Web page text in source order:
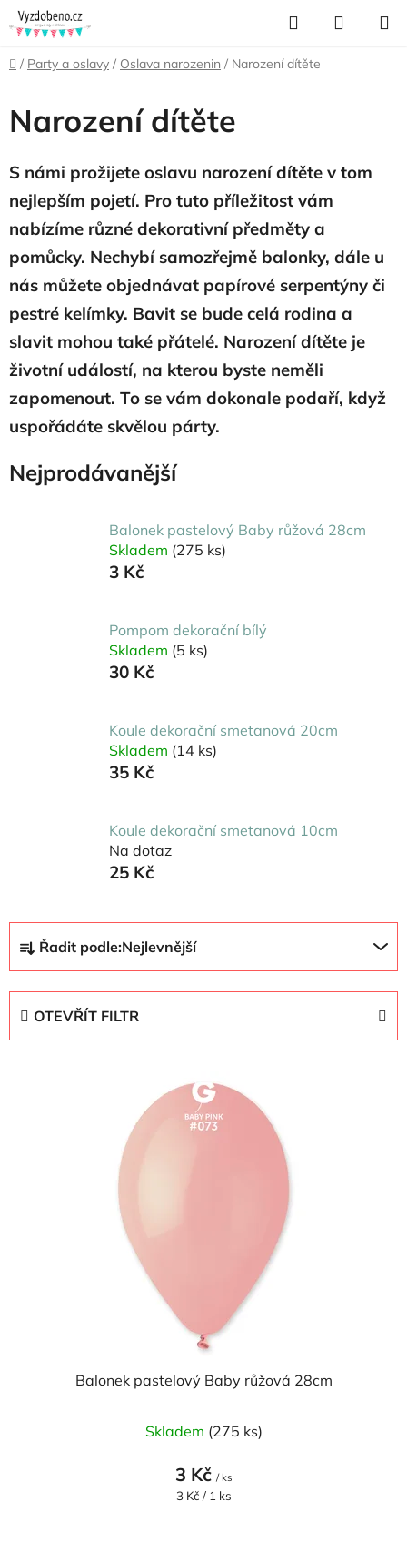
Přejít
na
obsah
Hledat
KOŠÍK
Domů
/ Party a oslavy / Oslava narozenin / Narození dítěte
Narození dítěte
S námi prožijete oslavu narození dítěte v tom
nejlepším pojetí. Pro tuto příležitost vám
nabízíme různé dekorativní předměty a
pomůcky. Nechybí samozřejmě balonky, dále u
nás můžete objednávat papírové serpentýny či
pestré kelímky. Bavit se bude celá rodina a
slavit mohou také přátelé. Narození dítěte je
životní událostí, na kterou byste neměli
zapomenout. To se vám dokonale podaří, když
uspořádáte skvělou párty.
Nejprodávanější
Balonek pastelový Baby růžová 28cm
Skladem (275 ks)
3 Kč
Pompom dekorační bílý
Skladem (5 ks)
30 Kč
Koule dekorační smetanová 20cm
Skladem (14 ks)
35 Kč
Koule dekorační smetanová 10cm
Na dotaz
25 Kč
a
z
Řadit podle:Nejlevnější
OTEVŘÍT FILTR
Balonek pastelový Baby růžová 28cm
Skladem (275 ks)
3 Kč / ks
Měrná
3 Kč / 1 ks